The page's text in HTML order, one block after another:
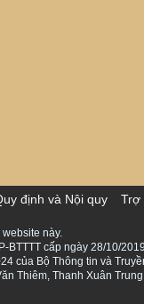
định và Nội quy Trợ
này.
cấp ngày 28/10/
của Bộ Thông tin và
Thiêm, Thanh Xuân